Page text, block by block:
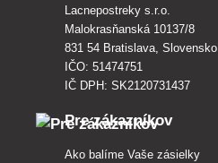
Lacnepostreky s.r.o.
Malokrasňanská 10137/8
831 54 Bratislava, Slovensko
IČO: 51474751
IČ DPH: SK2120731437
Pre zákazníkov
Ako balíme Vaše zásielky